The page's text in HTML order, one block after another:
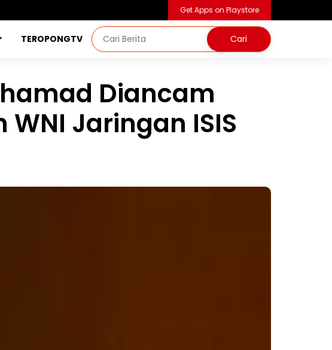
Get Apps on Playstore
TEROPONGTV
Diancam
Jaringan ISIS